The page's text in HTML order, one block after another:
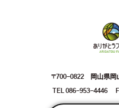
〒700-0822 岡山県岡
TEL 086-953-4446